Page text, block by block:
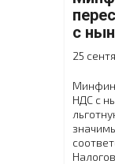
Учёный
с
25
Минфин
НДС с